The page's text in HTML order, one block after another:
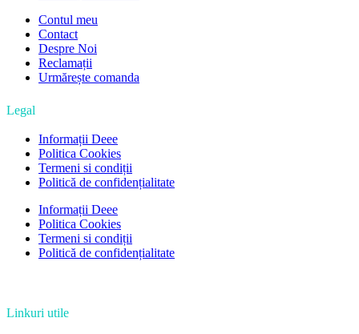
Contul meu
Contact
Despre Noi
Reclamații
Urmărește comanda
Legal
Informații Deee
Politica Cookies
Termeni si condiții
Politică de confidențialitate
Informații Deee
Politica Cookies
Termeni si condiții
Politică de confidențialitate
Linkuri utile